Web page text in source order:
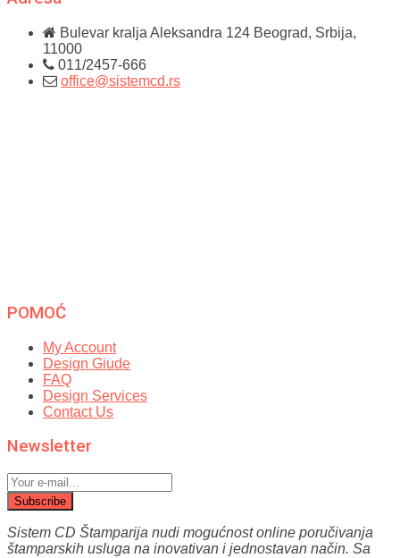
Bulevar kralja Aleksandra 124 Beograd, Srbija,
11000
011/2457-666
office@sistemcd.rs
POMOĆ
My Account
Design Giude
FAQ
Design Services
Contact Us
Newsletter
Subscribe
Sistem CD Štamparija nudi mogućnost online poručivanja
štamparskih usluga na inovativan i jednostavan način. Sa